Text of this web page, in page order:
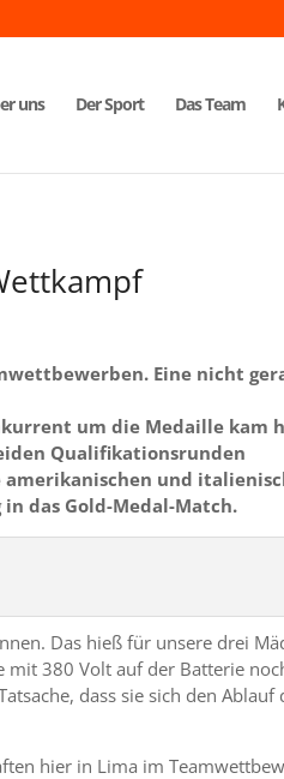
uns Der Sport Das Team
Eine nicht
um die Medaille kam
Qualifikationsrunden
amerikanischen und
das Gold-Medal-Match.
Das hieß für unsere drei
mit 380 Volt auf der Batterie
dass sie sich den Ablauf
hier in Lima im